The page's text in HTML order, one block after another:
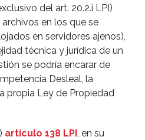
del art. 20.2.i LPI)
en los que se
en servidores ajenos),
técnica y jurí­dica de un
se podrí­a encarar de
Desleal, la
propia Ley de Propiedad
artí­culo 138 LPI, en su